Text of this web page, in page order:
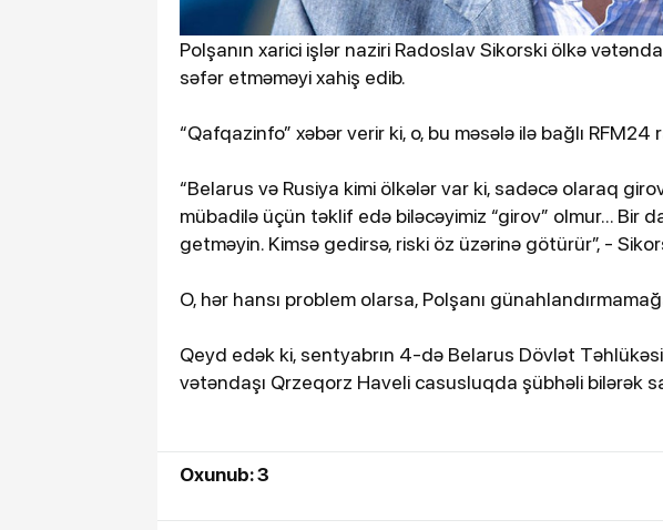
Polşanın xarici işlər naziri Radoslav Sikorski ölkə
səfər etməməyi xahiş edib.
“Qafqazinfo” xəbər verir ki, o, bu məsələ ilə bağlı RFM24
“Belarus və Rusiya kimi ölkələr var ki, sadəcə olaraq
mübadilə üçün təklif edə biləcəyimiz “girov” olmur... Bir
getməyin. Kimsə gedirsə, riski öz üzərinə götürür”, -
O, hər hansı problem olarsa, Polşanı
Qeyd edək ki, sentyabrın 4-də Belarus Dövlət
vətəndaşı Qrzeqorz Haveli casusluqda şübhəli bilərək
Oxunub: 3